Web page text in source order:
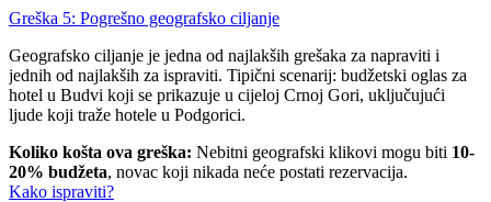
Greška 5: Pogrešno geografsko ciljanje
Geografsko ciljanje je jedna od najlakših grešaka za napraviti i
jednih od najlakših za ispraviti. Tipični scenarij: budžetski oglas za
hotel u Budvi koji se prikazuje u cijeloj Crnoj Gori, uključujući
ljude koji traže hotele u Podgorici.
Koliko košta ova greška: Nebitni geografski klikovi mogu biti 10-
20% budžeta, novac koji nikada neće postati rezervacija.
Kako ispraviti?